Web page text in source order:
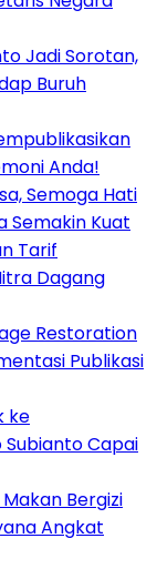
Jadi Sorotan,
Buruh
Anda!
Semoga Hati
Semakin Kuat
Tarif
Dagang
Restoration
Publikasi
ke
Capai
Bergizi
Angkat